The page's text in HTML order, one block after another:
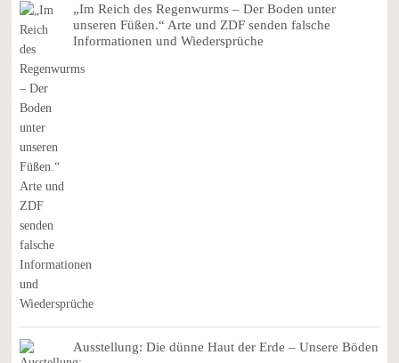
„Im Reich des Regenwurms – Der Boden unter
unseren Füßen.“ Arte und ZDF senden falsche
Informationen und Wiedersprüche
Ausstellung: Die dünne Haut der Erde – Unsere Böden